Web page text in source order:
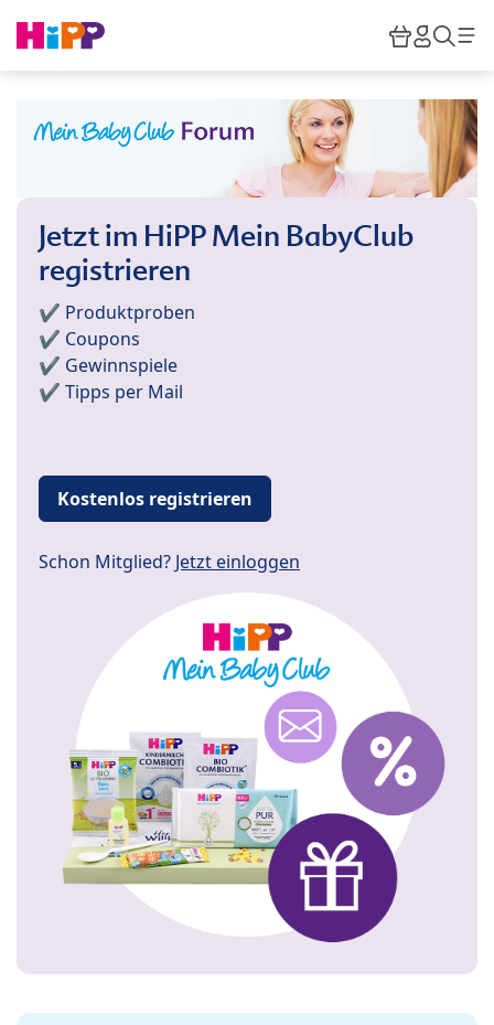
HiPP
Jetzt im HiPP Mein BabyClub
registrieren
✔️ Produktproben
✔️ Coupons
✔️ Gewinnspiele
✔️ Tipps per Mail
Kostenlos registrieren
Schon Mitglied? Jetzt einloggen